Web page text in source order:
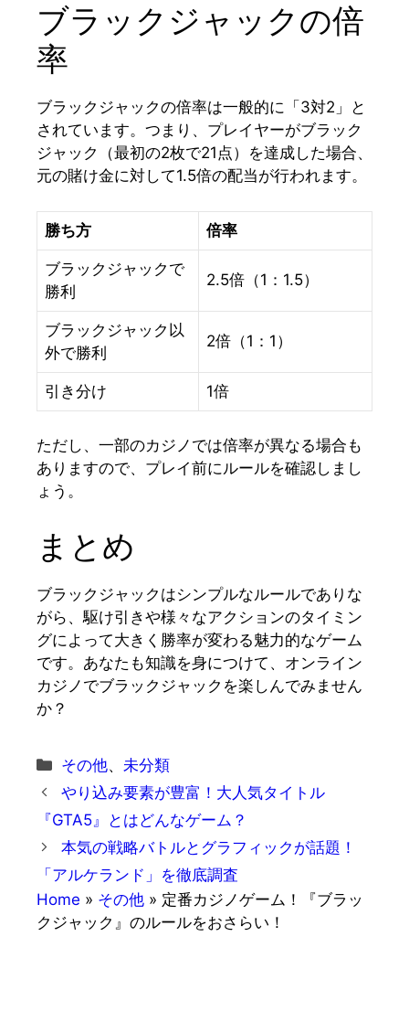
ブラックジャックの倍
率
ブラックジャックの倍率は一般的に「3対2」と
されています。つまり、プレイヤーがブラック
ジャック（最初の2枚で21点）を達成した場合、
元の賭け金に対して1.5倍の配当が行われます。
勝ち方 倍率
ブラックジャックで
勝利
2.5倍（1：1.5）
ブラックジャック以
外で勝利
2倍（1：1）
引き分け 1倍
ただし、一部のカジノでは倍率が異なる場合も
ありますので、プレイ前にルールを確認しまし
ょう。
まとめ
ブラックジャックはシンプルなルールでありな
がら、駆け引きや様々なアクションのタイミン
グによって大きく勝率が変わる魅力的なゲーム
です。あなたも知識を身につけて、オンライン
カジノでブラックジャックを楽しんでみません
か？
カ
テ
ゴ
リ
ー
その他、 未分類
やり込み要素が豊富！大人気タイトル
『GTA5』とはどんなゲーム？
本気の戦略バトルとグラフィックが話題！
「アルケランド」を徹底調査
Home » その他 » 定番カジノゲーム！『ブラッ
クジャック』のルールをおさらい！